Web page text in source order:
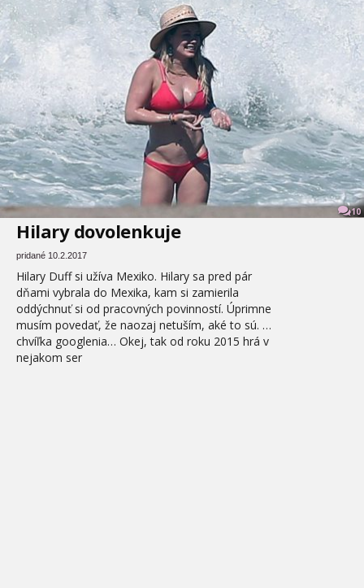
10
Hilary dovolenkuje
pridané 10.2.2017
Hilary Duff si užíva Mexiko. Hilary sa pred pár
dňami vybrala do Mexika, kam si zamierila
oddýchnuť si od pracovných povinností. Úprimne
musím povedať, že naozaj netuším, aké to sú. …
chvíľka googlenia… Okej, tak od roku 2015 hrá v
nejakom ser